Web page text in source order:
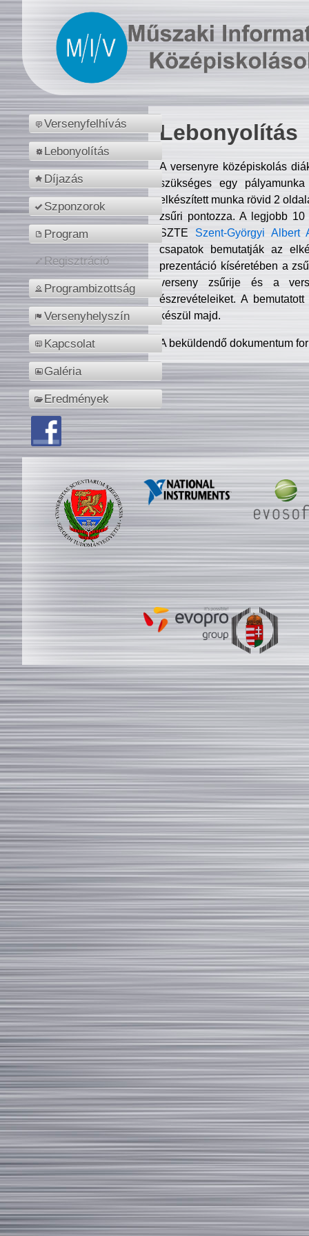
Versenyfelhívás
Lebonyolítás
Díjazás
Szponzorok
Program
Regisztráció
Programbizottság
Versenyhelyszín
Kapcsolat
Galéria
Eredmények
Lebonyolítás
A versenyre középiskolás
szükséges egy
elkészített munka rövid 2
zsűri pontozza. A legjobb
SZTE Szent-Györgyi Albert
csapatok bemutatják az
prezentáció kíséretében a
verseny zsűrije és a
észrevételeiket. A
készül majd.
A beküldendő dokumentum